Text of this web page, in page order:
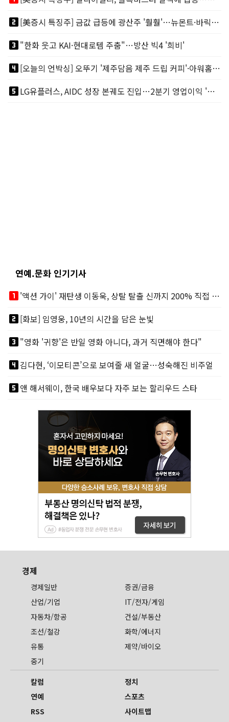
looks_two
[美증시 특징주] 금값 급등에 광산주 '훨훨'…뉴몬트·바릭마이닝 주도
looks_3"한화 웃고 KAI·현대로템 주춤"…방산 빅4 '희비'
looks_4
[오늘의 언박싱] 오뚜기 '제주담음 제주 드립 커피'·아워홈 ‘갓석박지’ 外
looks_5
LG유플러스, AIDC 성장 본궤도 진입…2분기 영업이익 '역대 최대'
연예.문화 인기기사
looks_one
'액션 가이' 재탄생 이동욱, 상탈 탈출 신까지 200% 직접 소화
looks_two[화보] 임영웅, 10년의 시간을 담은 눈빛
looks_3"영화 '귀향'은 반일 영화 아니다, 과거 직면해야 한다"
looks_4김다현, ‘이모티콘’으로 보여줄 새 얼굴…성숙해진 비주얼
looks_5앤 해서웨이, 한국 배우보다 자주 보는 할리우드 스타
경제
경제일반
증권/금융
산업/기업
IT/전자/게임
자동차/항공
건설/부동산
조선/철강
화학/에너지
유통
제약/바이오
중기
칼럼
정치
연예
스포츠
RSS
사이트맵